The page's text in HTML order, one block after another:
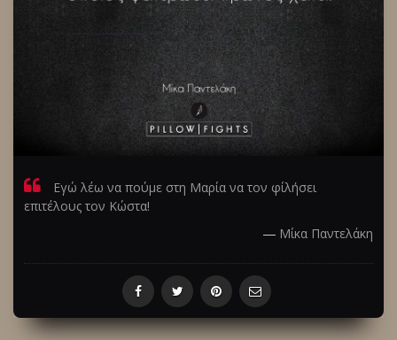
Εγώ λέω να πούμε στη Μαρία να τον φίλήσει
επιτέλους τον Κώστα!
― Μίκα Παντελάκη